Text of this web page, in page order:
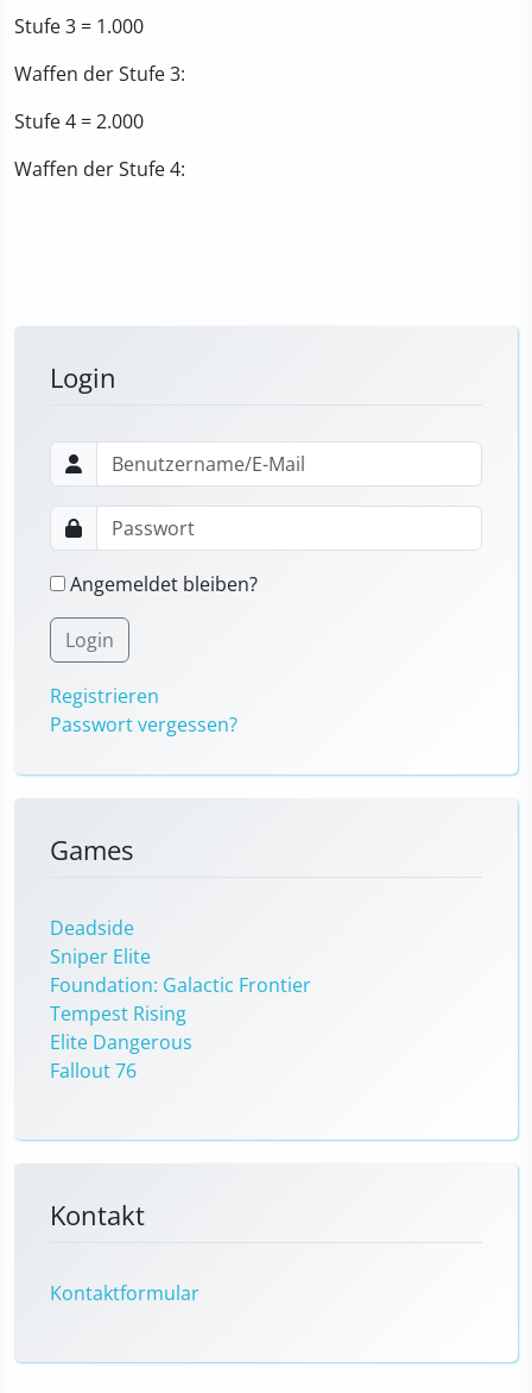
Stufe 3 = 1.000
Waffen der Stufe 3:
Stufe 4 = 2.000
Waffen der Stufe 4:
Login
Angemeldet bleiben?
Login
Registrieren
Passwort vergessen?
Games
Deadside
Sniper Elite
Foundation: Galactic Frontier
Tempest Rising
Elite Dangerous
Fallout 76
Kontakt
Kontaktformular